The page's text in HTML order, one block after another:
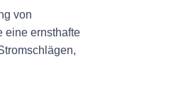
von
eine ernsthafte